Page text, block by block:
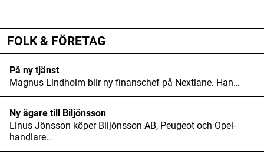
FOLK & FÖRETAG
På ny tjänst
Magnus Lindholm blir ny finanschef på Nextlane. Han…
Ny ägare till Biljönsson
Linus Jönsson köper Biljönsson AB, Peugeot och Opel-
handlare…